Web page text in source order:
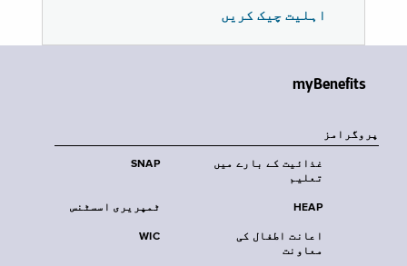
اہلیت چیک کریں
myBenefits
پروگرامز
SNAP
غذائیت کے بارے میں
تعلیم
ٹمپریری اسسٹنس HEAP
WIC
اعانت اطفال کی
معاونت